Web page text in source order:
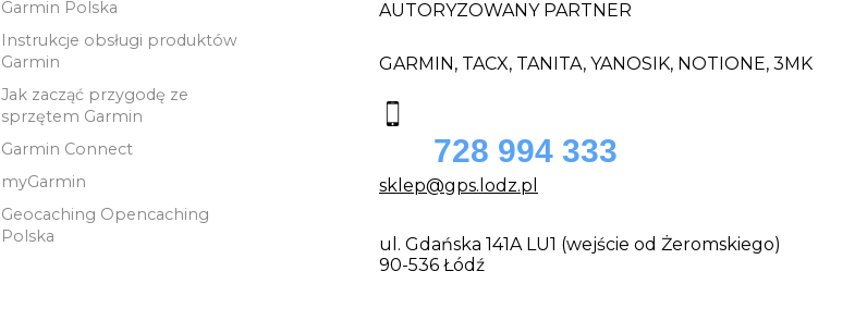
Garmin Polska
Instrukcje obsługi produktów
Garmin
Jak zacząć przygodę ze
sprzętem Garmin
Garmin Connect
myGarmin
Geocaching Opencaching
Polska
AUTORYZOWANY PARTNER
GARMIN, TACX, TANITA, YANOSIK, NOTIONE, 3MK
728 994 333
sklep@gps.lodz.pl
ul. Gdańska 141A LU1 (wejście od Żeromskiego)
90-536 Łódź